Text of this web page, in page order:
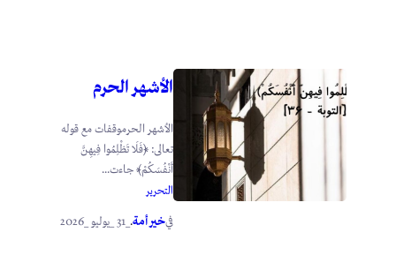
الأشهر الحرم
الأشهر الحرموقفات مع قوله
تعالى: ﴿فَلَا تَظْلِمُوا فِيهِنَّ
أَنْفُسَكُمْ﴾ جاءت...
التحرير
فيخير أمة.